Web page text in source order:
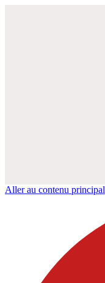
Aller au contenu principal